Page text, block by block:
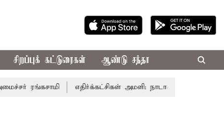
சிறப்புக் கட்டுரைகள் ஆண்டு சந்தா
எதிர்க்கட்சிகள் அமளி: நாடாளுமன்ற இரு அவைகளும்